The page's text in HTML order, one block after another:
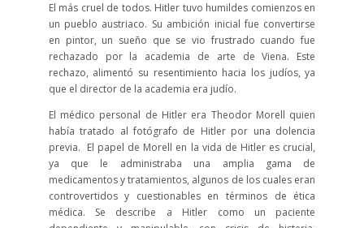
El más cruel de todos. Hitler tuvo humildes comienzos en
un pueblo austriaco. Su ambición inicial fue convertirse
en pintor, un sueño que se vio frustrado cuando fue
rechazado por la academia de arte de Viena. Este
rechazo, alimentó su resentimiento hacia los judíos, ya
que el director de la academia era judío.
El médico personal de Hitler era Theodor Morell quien
había tratado al fotógrafo de Hitler por una dolencia
previa. El papel de Morell en la vida de Hitler es crucial,
ya que le administraba una amplia gama de
medicamentos y tratamientos, algunos de los cuales eran
controvertidos y cuestionables en términos de ética
médica. Se describe a Hitler como un paciente